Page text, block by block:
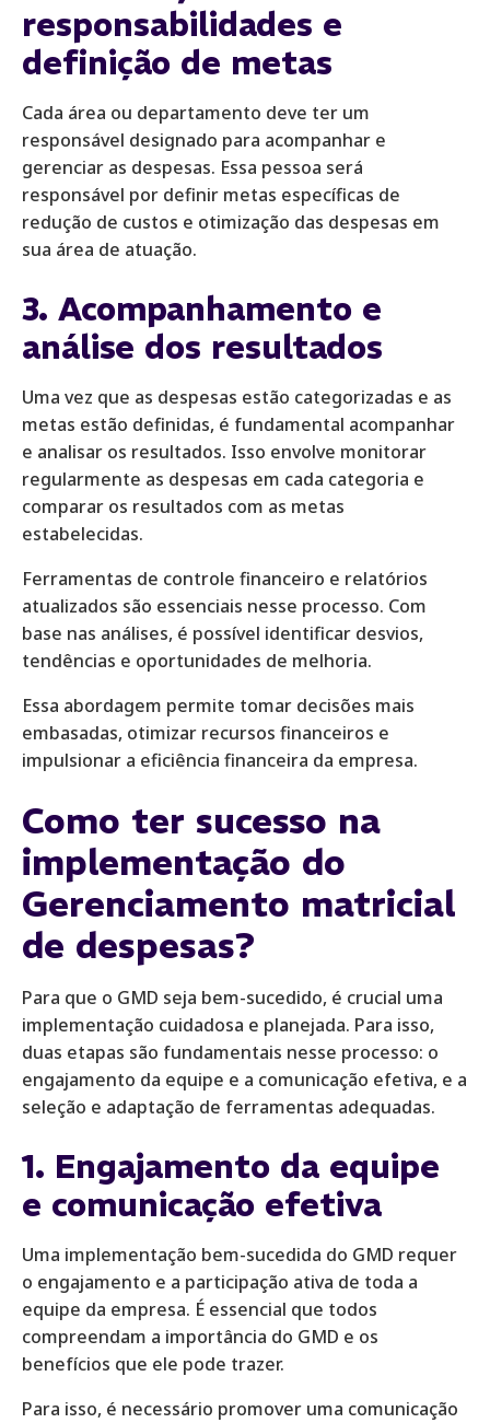
responsabilidades e
definição de metas
Cada área ou departamento deve ter um
responsável designado para acompanhar e
gerenciar as despesas. Essa pessoa será
responsável por definir metas específicas de
redução de custos e otimização das despesas em
sua área de atuação.
3. Acompanhamento e
análise dos resultados
Uma vez que as despesas estão categorizadas e as
metas estão definidas, é fundamental acompanhar
e analisar os resultados. Isso envolve monitorar
regularmente as despesas em cada categoria e
comparar os resultados com as metas
estabelecidas.
Ferramentas de controle financeiro e relatórios
atualizados são essenciais nesse processo. Com
base nas análises, é possível identificar desvios,
tendências e oportunidades de melhoria.
Essa abordagem permite tomar decisões mais
embasadas, otimizar recursos financeiros e
impulsionar a eficiência financeira da empresa.
Como ter sucesso na
implementação do
Gerenciamento matricial
de despesas?
Para que o GMD seja bem-sucedido, é crucial uma
implementação cuidadosa e planejada. Para isso,
duas etapas são fundamentais nesse processo: o
engajamento da equipe e a comunicação efetiva, e a
seleção e adaptação de ferramentas adequadas.
1. Engajamento da equipe
e comunicação efetiva
Uma implementação bem-sucedida do GMD requer
o engajamento e a participação ativa de toda a
equipe da empresa. É essencial que todos
compreendam a importância do GMD e os
benefícios que ele pode trazer.
Para isso, é necessário promover uma comunicação